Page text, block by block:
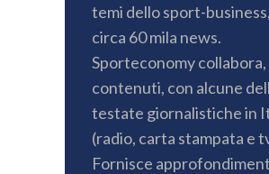
temi dello sport-
circa 60 mila news.
Sporteconomy
contenuti, con alcune
testate giornalistiche in
(radio, carta stampata e
Fornisce